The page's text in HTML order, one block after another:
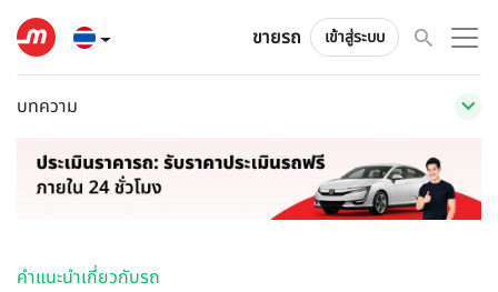
ขายรถ เข้าสู่ระบบ
บทความ
คำแนะนำเกี่ยวกับรถ